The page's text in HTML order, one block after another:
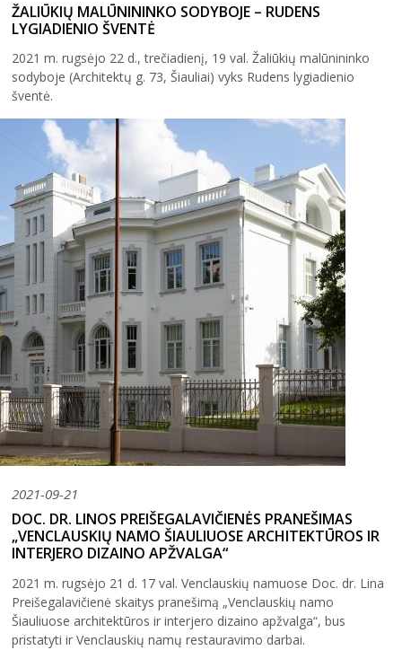
ŽALIŪKIŲ MALŪNININKO SODYBOJE – RUDENS
LYGIADIENIO ŠVENTĖ
2021 m. rugsėjo 22 d., trečiadienį, 19 val. Žaliūkių malūnininko
sodyboje (Architektų g. 73, Šiauliai) vyks Rudens lygiadienio
šventė.
2021-09-21
DOC. DR. LINOS PREIŠEGALAVIČIENĖS PRANEŠIMAS
„VENCLAUSKIŲ NAMO ŠIAULIUOSE ARCHITEKTŪROS IR
INTERJERO DIZAINO APŽVALGA“
2021 m. rugsėjo 21 d. 17 val. Venclauskių namuose Doc. dr. Lina
Preišegalavičienė skaitys pranešimą „Venclauskių namo
Šiauliuose architektūros ir interjero dizaino apžvalga“, bus
pristatyti ir Venclauskių namų restauravimo darbai.